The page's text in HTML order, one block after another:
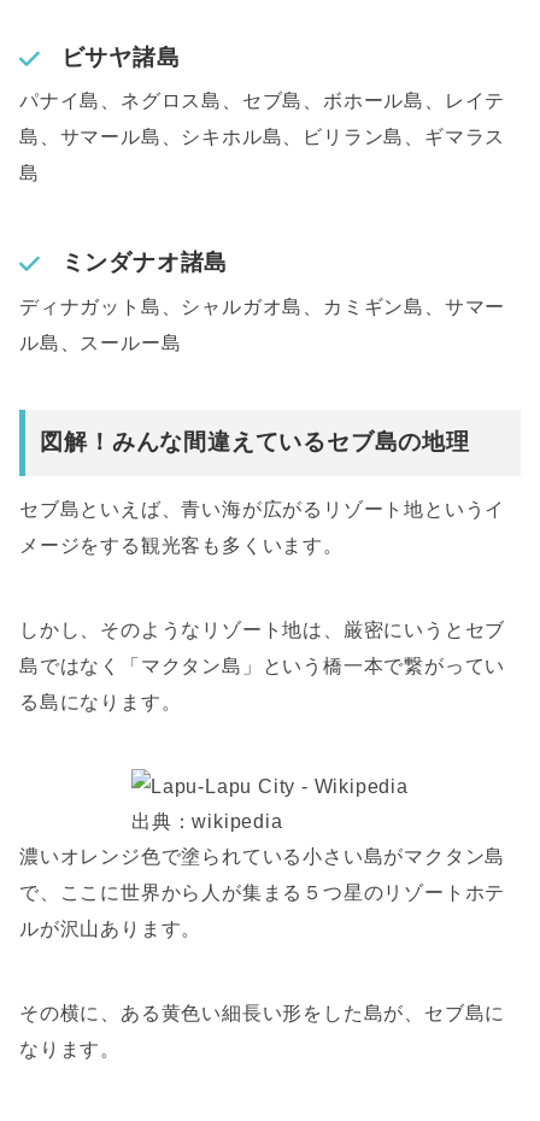
ビサヤ諸島
パナイ島、ネグロス島、セブ島、ボホール島、レイテ
島、サマール島、シキホル島、ビリラン島、ギマラス
島
ミンダナオ諸島
ディナガット島、シャルガオ島、カミギン島、サマー
ル島、スールー島
図解！みんな間違えているセブ島の地理
セブ島といえば、青い海が広がるリゾート地というイ
メージをする観光客も多くいます。
しかし、そのようなリゾート地は、厳密にいうとセブ
島ではなく「マクタン島」という橋一本で繋がってい
る島になります。
出典：wikipedia
濃いオレンジ色で塗られている小さい島がマクタン島
で、ここに世界から人が集まる５つ星のリゾートホテ
ルが沢山あります。
その横に、ある黄色い細長い形をした島が、セブ島に
なります。